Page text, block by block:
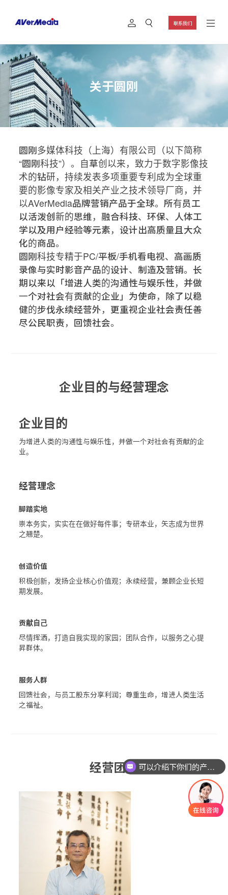
联系我们
关于圆刚
圆刚多媒体科技（上海）有限公司（以下简称
“圆刚科技”）。自草创以来，致力于数字影像技
术的钻研，持续发表多项重要专利成为全球重
要的影像专家及相关产业之技术领导厂商，并
以AVerMedia品牌营销产品于全球。所有员工
以活泼创新的思维，融合科技、环保、人体工
学以及用户经验等元素，设计出高质量且大众
化的商品。
圆刚科技专精于PC/平板/手机看电视、高画质
录像与实时影音产品的设计、制造及营销。长
期以来以「增进人类的沟通性与娱乐性，并做
一个对社会有贡献的企业」为使命，除了以稳
健的步伐永续经营外，更重视企业社会责任善
尽公民职责，回馈社会。
企业目的与经营理念
企业目的
为增进人类的沟通性与娱乐性，并做一个对社会有贡献的企
业。
经营理念
脚踏实地
崇本务实，实实在在做好每件事；专研本业，矢志成为世界
之翘楚。
创造价值
积极创新，发扬企业核心价值观；永续经营，兼顾企业长短
期发展。
贡献自己
尽情挥洒，打造自我实现的家园；团队合作，以服务之心提
昇群体。
服务人群
回馈社会，与员工股东分享利润；尊重生命，增进人类生活
之福祉。
经营团队 可以介绍下你们的产品么